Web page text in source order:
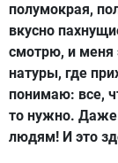
полумокрая,
вкусно
смотрю, и меня
натуры, где
понимаю: все,
то нужно. Даже
людям! И это